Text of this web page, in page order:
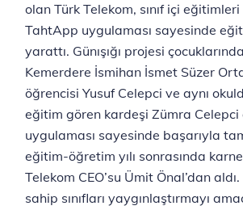
olan Türk Telekom, sınıf içi
TahtApp uygulaması sayesinde
yarattı. Günışığı projesi
Kemerdere İsmihan İsmet Süzer
öğrencisi Yusuf Celepci ve aynı
eğitim gören kardeşi Zümra
uygulaması sayesinde başarıyla
eğitim-öğretim yılı sonrasında
Telekom CEO’su Ümit Önal’dan
sahip sınıfları yaygınlaştırmayı